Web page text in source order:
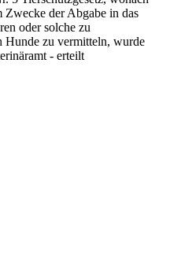
Zwecke der Abgabe in das
oder solche zu
Hunde zu vermitteln, wurde
- erteilt